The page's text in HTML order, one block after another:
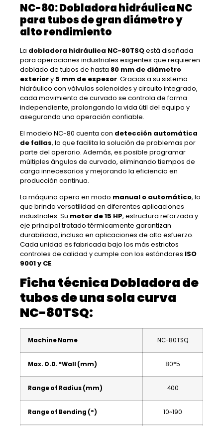
NC-80: Dobladora hidráulica NC
para tubos de gran diámetro y
alto rendimiento
La dobladora hidráulica NC-80TSQestá diseñada
para operaciones industriales exigentes que requieren
doblado de tubos de hasta 80 mm de diámetro
exteriory 5 mm de espesor. Gracias a su sistema
hidráulico con válvulas solenoides y circuito integrado,
cada movimiento de curvado se controla de forma
independiente, prolongando la vida útil del equipo y
asegurando una operación confiable.
El modelo NC-80 cuenta con detección automática
de fallas, lo que facilita la solución de problemas por
parte del operario. Además, es posible programar
múltiples ángulos de curvado, eliminando tiempos de
carga innecesarios y mejorando la eficiencia en
producción continua.
La máquina opera en modo manual o automático, lo
que brinda versatilidad en diferentes aplicaciones
industriales. Su motor de 15 HP, estructura reforzada y
eje principal tratado térmicamente garantizan
durabilidad, incluso en aplicaciones de alto esfuerzo.
Cada unidad es fabricada bajo los más estrictos
controles de calidad y cumple con los estándares ISO
9001 y CE.
Ficha técnica Dobladora de
tubos de una sola curva
NC-80TSQ:
Machine Name NC-80TSQ
Max. O.D. *Wall (mm) 80*5
Range of Radius (mm) 400
Range of Bending (°) 10~190